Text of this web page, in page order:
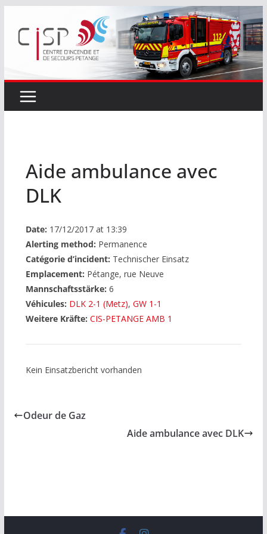
contenu
Aide ambulance avec
DLK
Date: 17/12/2017 at 13:39
Alerting method: Permanence
Catégorie d’incident: Technischer Einsatz
Emplacement: Pétange, rue Neuve
Mannschaftsstärke: 6
Véhicules: DLK 2-1 (Metz), GW 1-1
Weitere Kräfte: CIS-PETANGE AMB 1
Kein Einsatzbericht vorhanden
Odeur de Gaz
Aide ambulance avec DLK